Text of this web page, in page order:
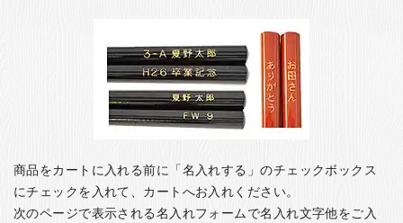
商品をカートに入れる前に「名入れする」のチェックボックス
にチェックを入れて、カートへお入れください。
次のページで表示される名入れフォームで名入れ文字他をご入